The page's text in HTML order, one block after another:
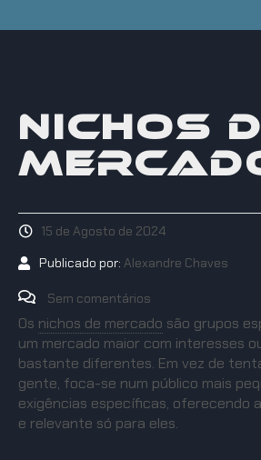
NICHOS
15 de Agosto de 2024
Publicado por: Alexandre Chaves
Sem comentários
Os nichos de mercado são grupos
um mercado maior com interesses
bastante diferentes. Em vez de
gente, foca-se num público mais
exigências específicas, oferecendo
e relevante só para eles.